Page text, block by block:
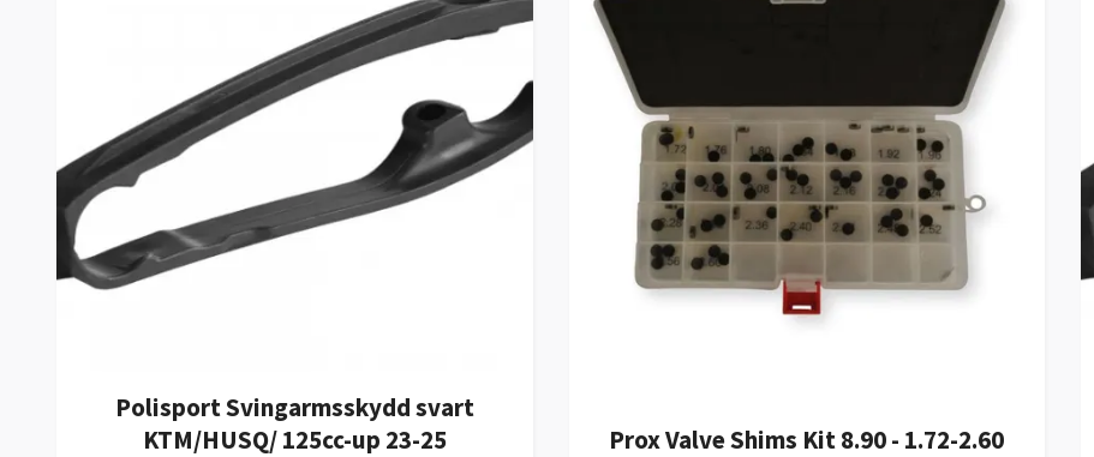
Polisport Svingarmsskydd svart
KTM/HUSQ/ 125cc-up 23-25
Prox Valve Shims Kit 8.90 - 1.72-2.60